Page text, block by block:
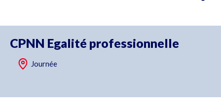
CPNN Egalité professionnelle
Journée